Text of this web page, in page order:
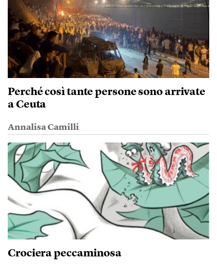
Perché così tante persone sono arrivate
a Ceuta
Annalisa Camilli
Crociera peccaminosa